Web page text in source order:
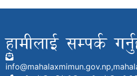
हामीलाई सम्पर्क